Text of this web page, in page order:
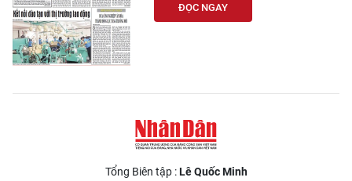
ĐỌC NGAY
Tổng Biên tập :Lê Quốc Minh